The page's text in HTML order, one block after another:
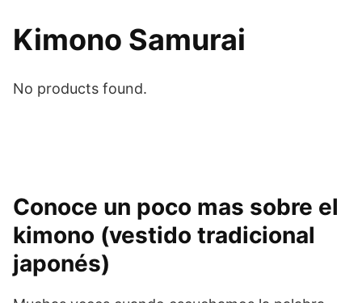
Kimono Samurai
No products found.
Conoce un poco mas sobre el
kimono (vestido tradicional
japonés)